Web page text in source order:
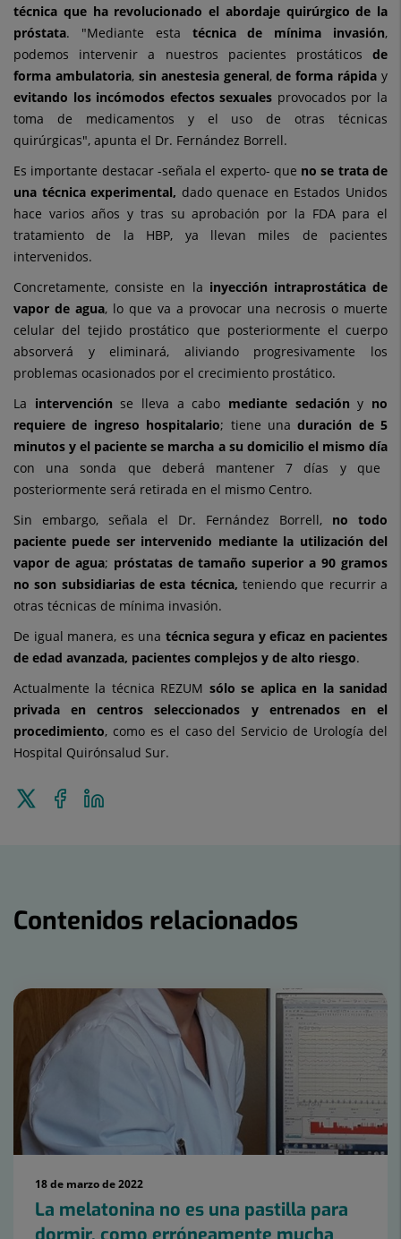
técnica que ha revolucionado el abordaje quirúrgico de la
próstata. "Mediante esta técnica de mínima invasión,
podemos intervenir a nuestros pacientes prostáticos de
forma ambulatoria, sin anestesia general,de forma rápida y
evitando los incómodos efectos sexuales provocados por la
toma de medicamentos y el uso de otras técnicas
quirúrgicas", apunta el Dr. Fernández Borrell.
Es importante destacar -señala el experto- que no se trata de
una técnica experimental, dado quenace en Estados Unidos
hace varios años y tras su aprobación por la FDA para el
tratamiento de la HBP, ya llevan miles de pacientes
intervenidos.
Concretamente, consiste en la inyección intraprostática de
vapor de agua, lo que va a provocar una necrosis o muerte
celular del tejido prostático que posteriormente el cuerpo
absorverá y eliminará, aliviando progresivamente los
problemas ocasionados por el crecimiento prostático.
La intervención se lleva a cabo mediante sedación y no
requiere de ingreso hospitalario; tiene unaduración de 5
minutos y el paciente se marcha a su domicilio el mismo día
con una sonda que deberá mantener 7 días y que
posteriormente será retirada en el mismo Centro.
Sin embargo, señala el Dr. Fernández Borrell, no todo
paciente puede ser intervenido mediante la utilización del
vapor de agua; próstatas de tamaño superior a 90 gramos
no son subsidiarias de esta técnica, teniendo que recurrir a
otras técnicas de mínima invasión.
De igual manera, es una técnica segura y eficaz en pacientes
de edad avanzada, pacientes complejos y de alto riesgo.
Actualmente la técnica REZUM sólo se aplica en la sanidad
privada en centros seleccionados y entrenados en el
procedimiento, como es el caso del Servicio de Urología del
Hospital Quirónsalud Sur.
Enviar
Compartir
en
Contenidos relacionados
18 de marzo de 2022
La melatonina no es una pastilla para